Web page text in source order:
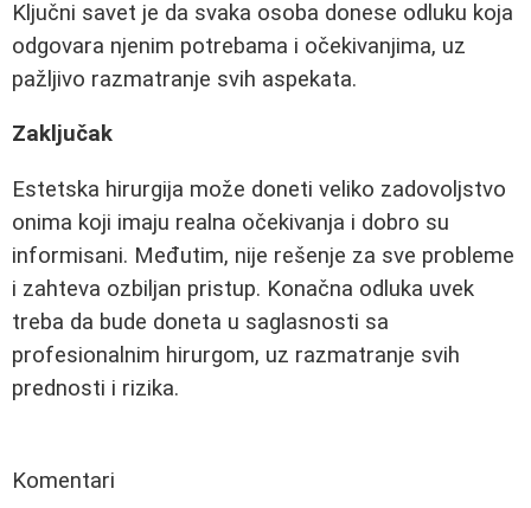
Ključni savet je da svaka osoba donese odluku koja
odgovara njenim potrebama i očekivanjima, uz
pažljivo razmatranje svih aspekata.
Zaključak
Estetska hirurgija može doneti veliko zadovoljstvo
onima koji imaju realna očekivanja i dobro su
informisani. Međutim, nije rešenje za sve probleme
i zahteva ozbiljan pristup. Konačna odluka uvek
treba da bude doneta u saglasnosti sa
profesionalnim hirurgom, uz razmatranje svih
prednosti i rizika.
Komentari